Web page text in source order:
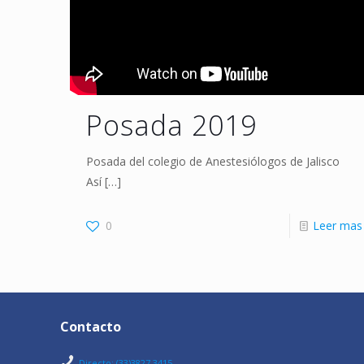
Posada 2019
Posada del colegio de Anestesiólogos de Jalisco
Así[…]
0 Leer mas
Contacto